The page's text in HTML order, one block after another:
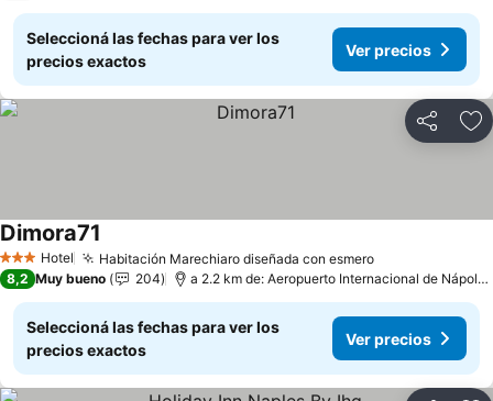
Seleccioná las fechas para ver los
precios exactos
Ver precios
Compartir
3 Estrellas
Hotel Habitación Marechiaro diseñada con esmeroVer precios
Dimora71
8,2 Muy bueno 204 a 2.2 km de: Aeropuerto Internacional de
Seleccioná las fechas para ver los
precios exactos
Ver precios